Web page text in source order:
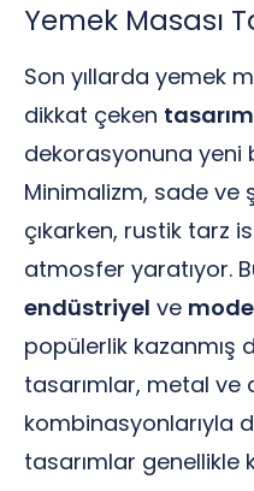
Yemek Masası
Son yıllarda yemek
dikkat çeken
dekorasyonuna yeni
Minimalizm, sade ve
çıkarken, rustik tarz
atmosfer yaratıyor.
endüstriyel ve
popülerlik kazanmış
tasarımlar, metal ve
kombinasyonlarıyla
tasarımlar genellikle